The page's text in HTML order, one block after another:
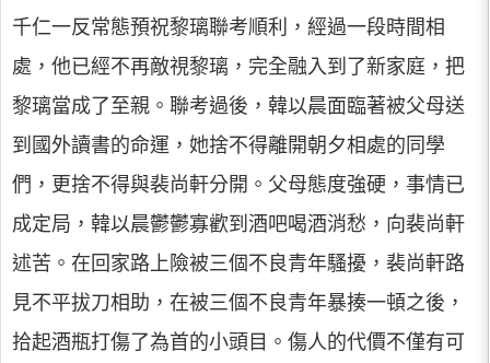
千仁一反常態預祝黎璃聯考順利，經過一段時間相
處，他已經不再敵視黎璃，完全融入到了新家庭，把
黎璃當成了至親。聯考過後，韓以晨面臨著被父母送
到國外讀書的命運，她捨不得離開朝夕相處的同學
們，更捨不得與裴尚軒分開。父母態度強硬，事情已
成定局，韓以晨鬱鬱寡歡到酒吧喝酒消愁，向裴尚軒
述苦。在回家路上險被三個不良青年騷擾，裴尚軒路
見不平拔刀相助，在被三個不良青年暴揍一頓之後，
拾起酒瓶打傷了為首的小頭目。傷人的代價不僅有可